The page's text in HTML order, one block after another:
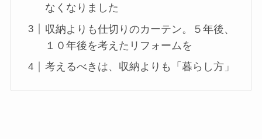
なくなりました
収納よりも仕切りのカーテン。５年後、
１０年後を考えたリフォームを
考えるべきは、収納よりも「暮らし方」